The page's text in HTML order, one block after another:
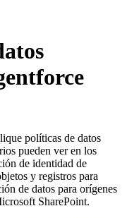
políticas de datos
pueden ver en los
de identidad de
y registros para
de datos para orígenes
SharePoint.